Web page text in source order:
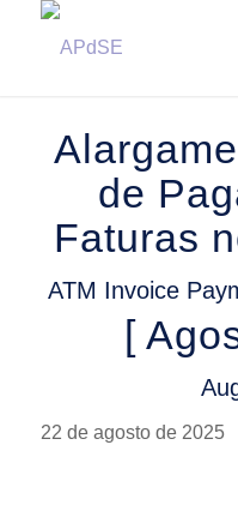
Alargamento do Prazo de
de
Faturas
ATM Invoice
[
22 de agosto de 2025